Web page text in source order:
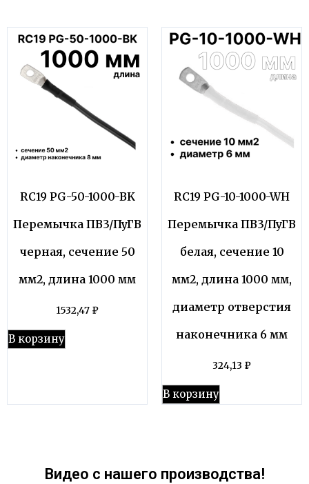
RC19 PG-50-1000-BK
Перемычка ПВ3/ПуГВ
черная, сечение 50
мм2, длина 1000 мм
1532,47 ₽
В корзину
RC19 PG-10-1000-WH
Перемычка ПВ3/ПуГВ
белая, сечение 10
мм2, длина 1000 мм,
диаметр отверстия
наконечника 6 мм
324,13 ₽
В корзину
Видео с нашего производства!